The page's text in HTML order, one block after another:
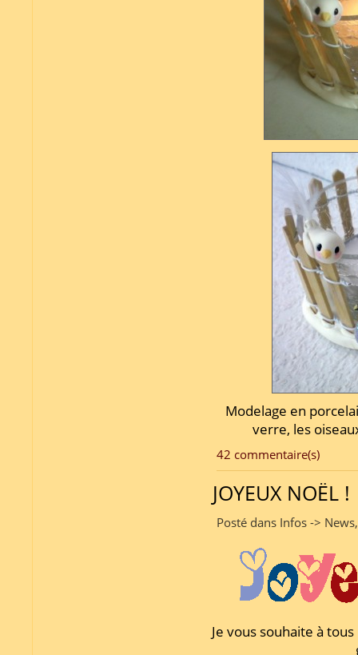
Modelage en
verre, les
42 commentaire(s)
JOYEUX NOËL !
Posté dans Infos ->
Je vous souhaite à